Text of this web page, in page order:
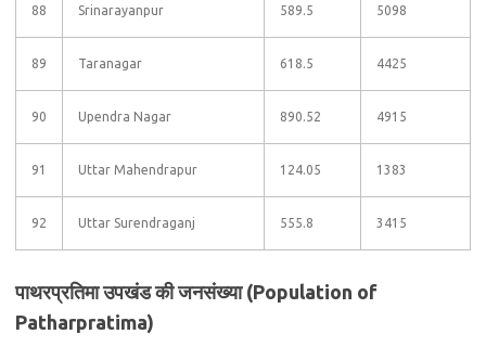
88 Srinarayanpur 589.5 5098
89 Taranagar 618.5 4425
90 Upendra Nagar 890.52 4915
91 Uttar Mahendrapur 124.05 1383
92 Uttar Surendraganj 555.8 3415
पाथरप्रतिमा उपखंड की जनसंख्या (Population of
Patharpratima)